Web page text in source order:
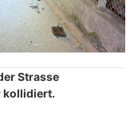
Strasse
kollidiert.